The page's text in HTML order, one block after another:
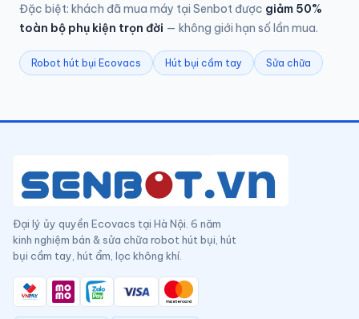
Đặc biệt: khách đã mua máy tại Senbot được giảm 50%
toàn bộ phụ kiện trọn đời — không giới hạn số lần mua.
Robot hút bụi Ecovacs Hút bụi cầm tay Sửa chữa
Đại lý ủy quyền Ecovacs tại Hà Nội. 6 năm
kinh nghiệm bán & sửa chữa robot hút bụi, hút
bụi cầm tay, hút ẩm, lọc không khí.